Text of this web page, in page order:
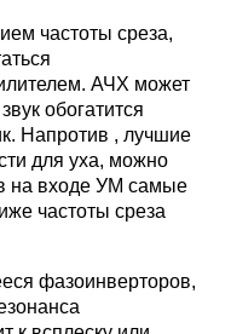
частоты среза,
АЧХ может
обогатится
Hапротив , лучшие
для уха, можно
на входе УМ самые
частоты среза
фазоинверторов,